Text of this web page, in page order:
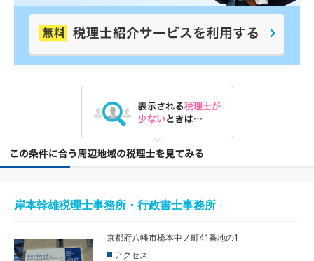
岸本幹雄税理士事務所・行政書士事務所
京都府八幡市橋本中ノ町41番地の1
アクセス